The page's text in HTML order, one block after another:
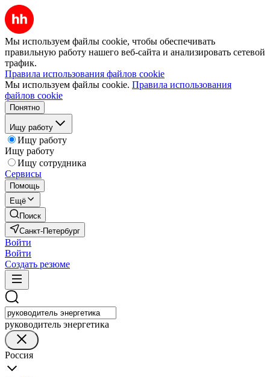
Мы используем файлы cookie, чтобы обеспечивать
правильную работу нашего веб-сайта и анализировать сетевой
трафик.
Правила использования файлов cookie
Мы используем файлы cookie. Правила использования
файлов cookie
Понятно
Ищу работу
Ищу работу
Ищу работу
Ищу сотрудника
Сервисы
Помощь
Ещё
Поиск
Санкт-Петербург
Войти
Войти
Создать резюме
руководитель энергетика
Россия